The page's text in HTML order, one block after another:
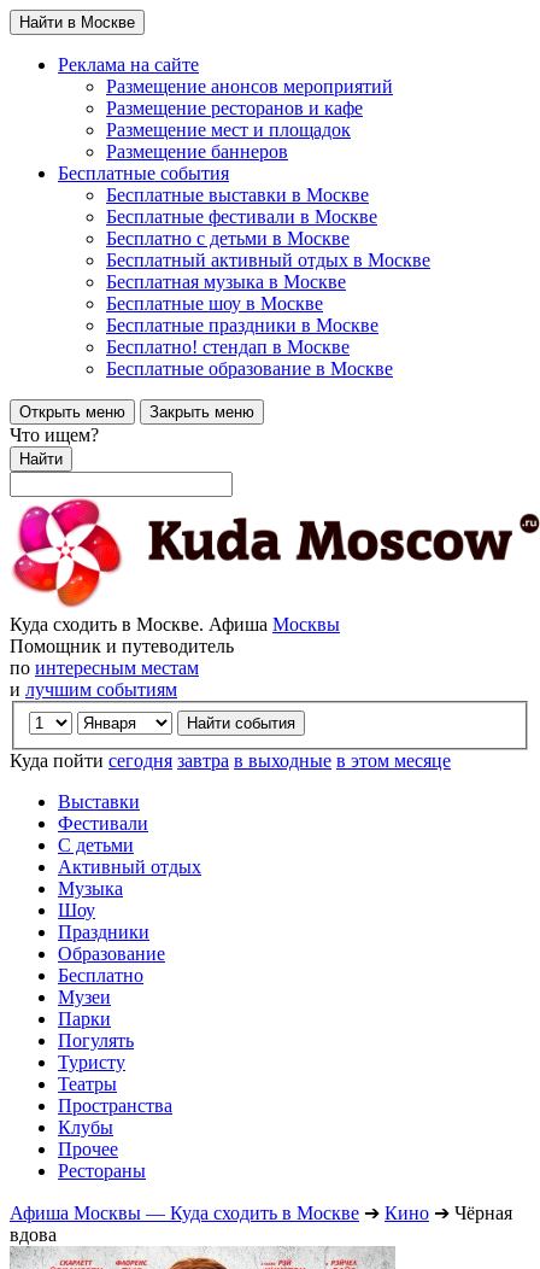
Найти в Москве
Реклама на сайте
Размещение анонсов мероприятий
Размещение ресторанов и кафе
Размещение мест и площадок
Размещение баннеров
Бесплатные события
Бесплатные выставки в Москве
Бесплатные фестивали в Москве
Бесплатно с детьми в Москве
Бесплатный активный отдых в Москве
Бесплатная музыка в Москве
Бесплатные шоу в Москве
Бесплатные праздники в Москве
Бесплатно! стендап в Москве
Бесплатные образование в Москве
Открыть меню Закрыть меню
Что ищем?
Найти
Куда сходить в Москве. Афиша Москвы
Помощник и путеводитель
по интересным местам
и лучшим событиям
Куда пойти сегодня завтра в выходные в этом месяце
Выставки
Фестивали
С детьми
Активный отдых
Музыка
Шоу
Праздники
Образование
Бесплатно
Музеи
Парки
Погулять
Туристу
Театры
Пространства
Клубы
Прочее
Рестораны
Афиша Москвы — Куда сходить в Москве ➔ Кино ➔ Чёрная
вдова